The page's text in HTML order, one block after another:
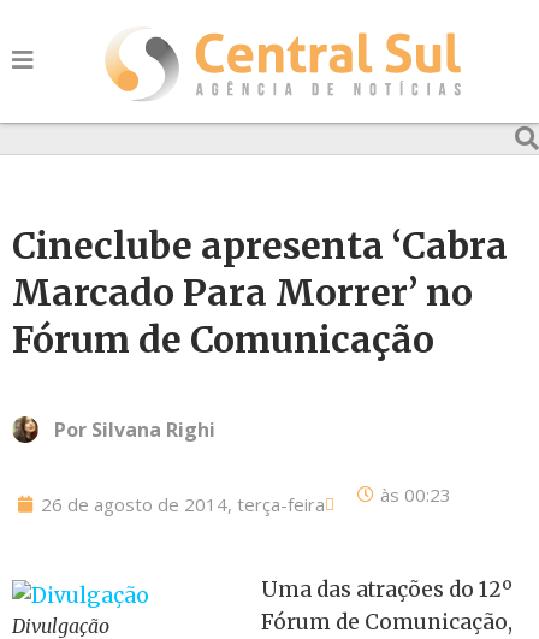
Cineclube apresenta ‘Cabra
Marcado Para Morrer’ no
Fórum de Comunicação
Por Silvana Righi
26 de agosto de 2014, terça-feira às 00:23
Divulgação
Uma das atrações do 12º
Fórum de Comunicação,